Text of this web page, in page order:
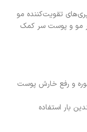
تقویت‌کننده مو
مو و پوست سر کمک
و رفع خارش پوست
بار استفاده